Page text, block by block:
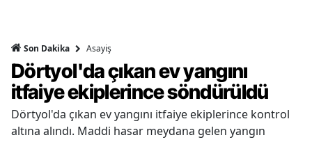
Son Dakika Asayiş
Dörtyol'da çıkan ev yangını
itfaiye ekiplerince söndürüldü
Dörtyol'da çıkan ev yangını itfaiye ekiplerince kontrol
altına alındı. Maddi hasar meydana gelen yangın